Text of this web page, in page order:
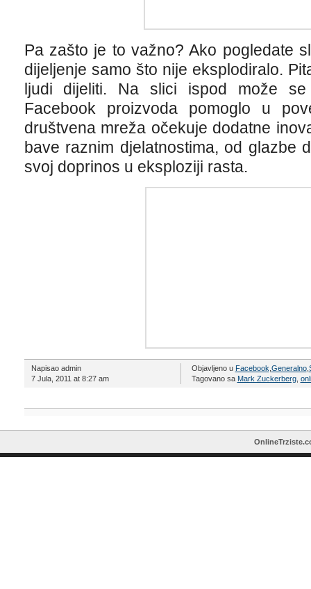
Pa zašto je to važno? Ako pogledate
dijeljenje samo što nije eksplodiralo.
ljudi dijeliti. Na slici ispod može
Facebook proizvoda pomoglo u
društvena mreža očekuje dodatne
bave raznim djelatnostima, od glazbe
svoj doprinos u eksploziji rasta.
Napisao admin
7 Jula, 2011 at 8:27 am
Objavljeno u Facebook Generalno,
Tagovano sa Mark Zuckerberg,